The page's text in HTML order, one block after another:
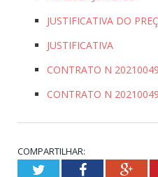
JUSTIFICATIVA DO
JUSTIFICATIVA
CONTRATO N
CONTRATO N
COMPARTILHAR:
TwitterFacebook